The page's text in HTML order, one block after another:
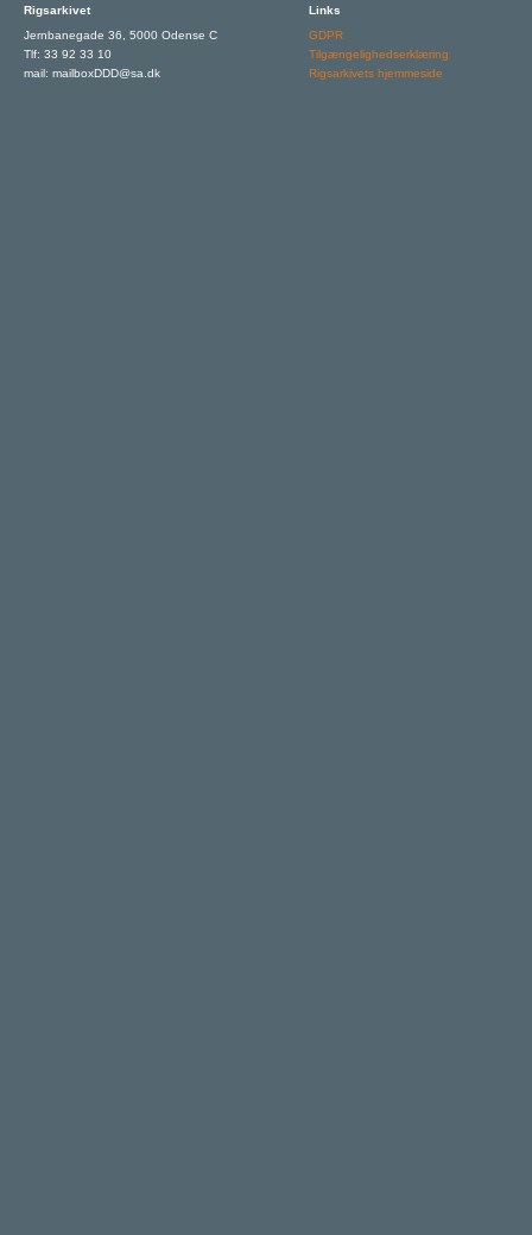
Rigsarkivet
Jernbanegade 36, 5000 Odense C
Tlf: 33 92 33 10
mail: mailboxDDD@sa.dk
Links
GDPR
Tilgængelighedserklæring
Rigsarkivets hjemmeside